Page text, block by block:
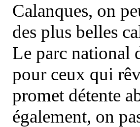
Calanques, on
des plus belles
Le parc national
pour ceux qui
promet détente
également, on